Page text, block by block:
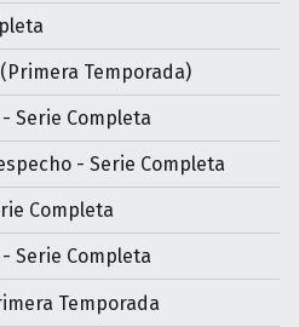
Temporada)
Serie Completa
- Serie Completa
Completa
Serie Completa
Temporada